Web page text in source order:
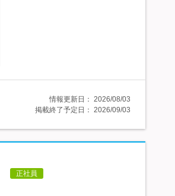
情報更新日： 2026/08/03
掲載終了予定日： 2026/09/03
正社員